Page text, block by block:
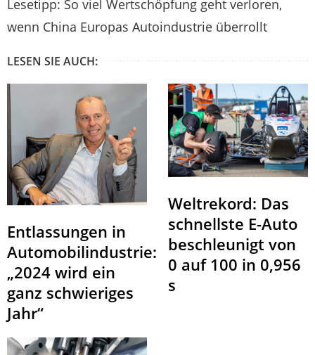
Lesetipp: So viel Wertschöpfung geht verloren,
wenn China Europas Autoindustrie überrollt
LESEN SIE AUCH:
Entlassungen in
Automobilindustrie:
„2024 wird ein
ganz schwieriges
Jahr“
Weltrekord: Das
schnellste E-Auto
beschleunigt von
0 auf 100 in 0,956
s